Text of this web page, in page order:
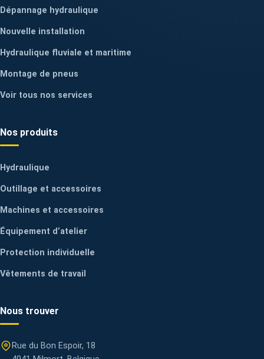
Dépannage hydraulique
Nouvelle installation
Hydraulique fluviale et maritime
Montage de pneus
Voir tous nos services
Nos produits
Hydraulique
Outillage et accessoires
Machines et accessoires
Équipement d’atelier
Protection individuelle
Vêtements de travail
Nous trouver
Rue du Bon Espoir, 18